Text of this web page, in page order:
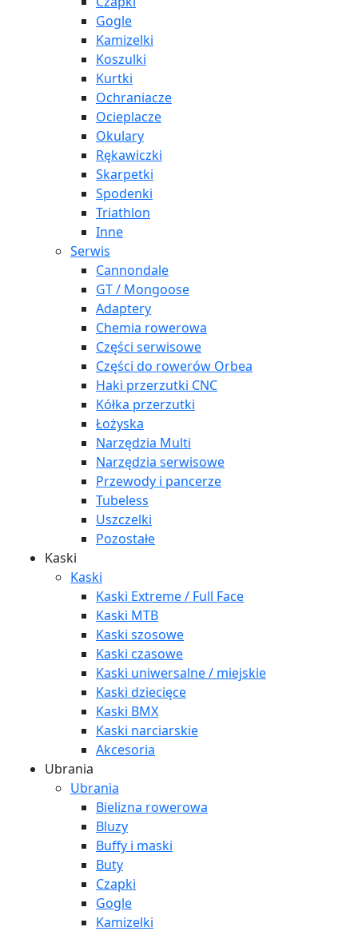
Gogle
Kamizelki
Koszulki
Kurtki
Ochraniacze
Ocieplacze
Okulary
Rękawiczki
Skarpetki
Spodenki
Triathlon
Inne
Serwis
Cannondale
GT / Mongoose
Adaptery
Chemia rowerowa
Części serwisowe
Części do rowerów Orbea
Haki przerzutki CNC
Kółka przerzutki
Łożyska
Narzędzia Multi
Narzędzia serwisowe
Przewody i pancerze
Tubeless
Uszczelki
Pozostałe
Kaski
Kaski
Kaski Extreme / Full Face
Kaski MTB
Kaski szosowe
Kaski czasowe
Kaski uniwersalne / miejskie
Kaski dziecięce
Kaski BMX
Kaski narciarskie
Akcesoria
Ubrania
Ubrania
Bielizna rowerowa
Bluzy
Buffy i maski
Buty
Czapki
Gogle
Kamizelki